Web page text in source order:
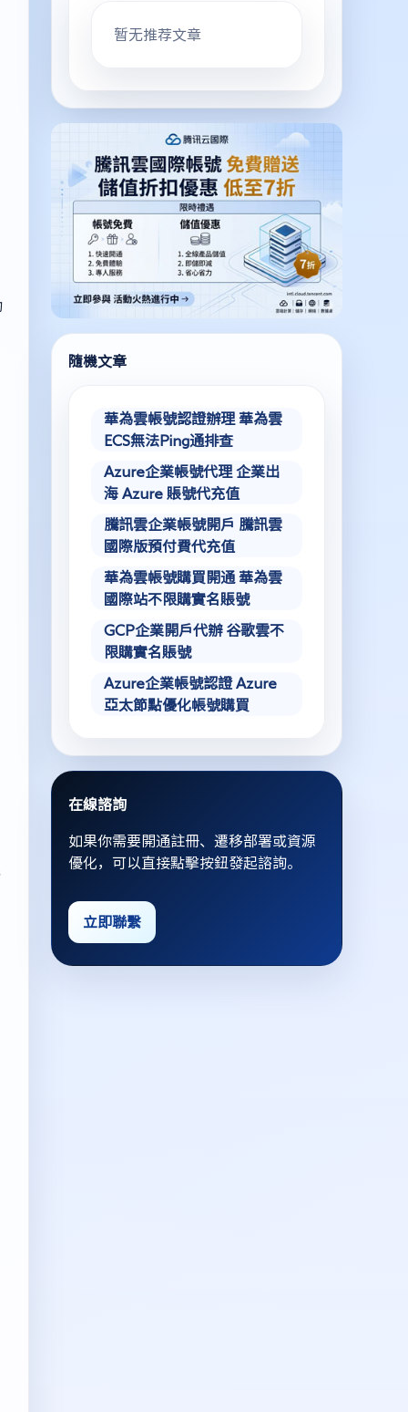
暂无推荐文章
隨機文章
華為雲帳號認證辦理 華為雲
ECS無法Ping通排查
Azure企業帳號代理 企業出
海 Azure 賬號代充值
騰訊雲企業帳號開戶 騰訊雲
國際版預付費代充值
華為雲帳號購買開通 華為雲
國際站不限購實名賬號
GCP企業開戶代辦 谷歌雲不
限購實名賬號
Azure企業帳號認證 Azure
亞太節點優化帳號購買
在線諮詢
如果你需要開通註冊、遷移部署或資源
優化，可以直接點擊按鈕發起諮詢。
立即聯繫